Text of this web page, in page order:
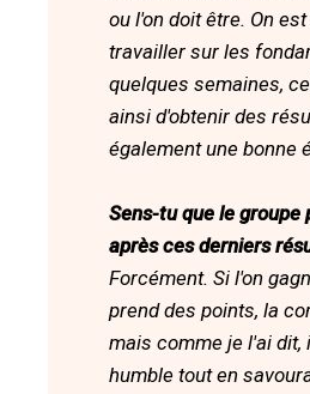
ou l'on doit être. On
travailler sur les
quelques semaines,
ainsi d'obtenir des
également une bonne
Sens-tu que le groupe
après ces derniers
Forcément. Si l'on
prend des points, la
mais comme je l'ai dit,
humble tout en